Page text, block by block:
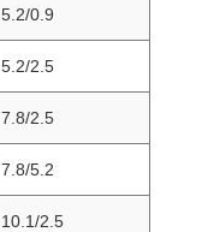
5.2/0.9
5.2/2.5
7.8/2.5
7.8/5.2
10.1/2.5